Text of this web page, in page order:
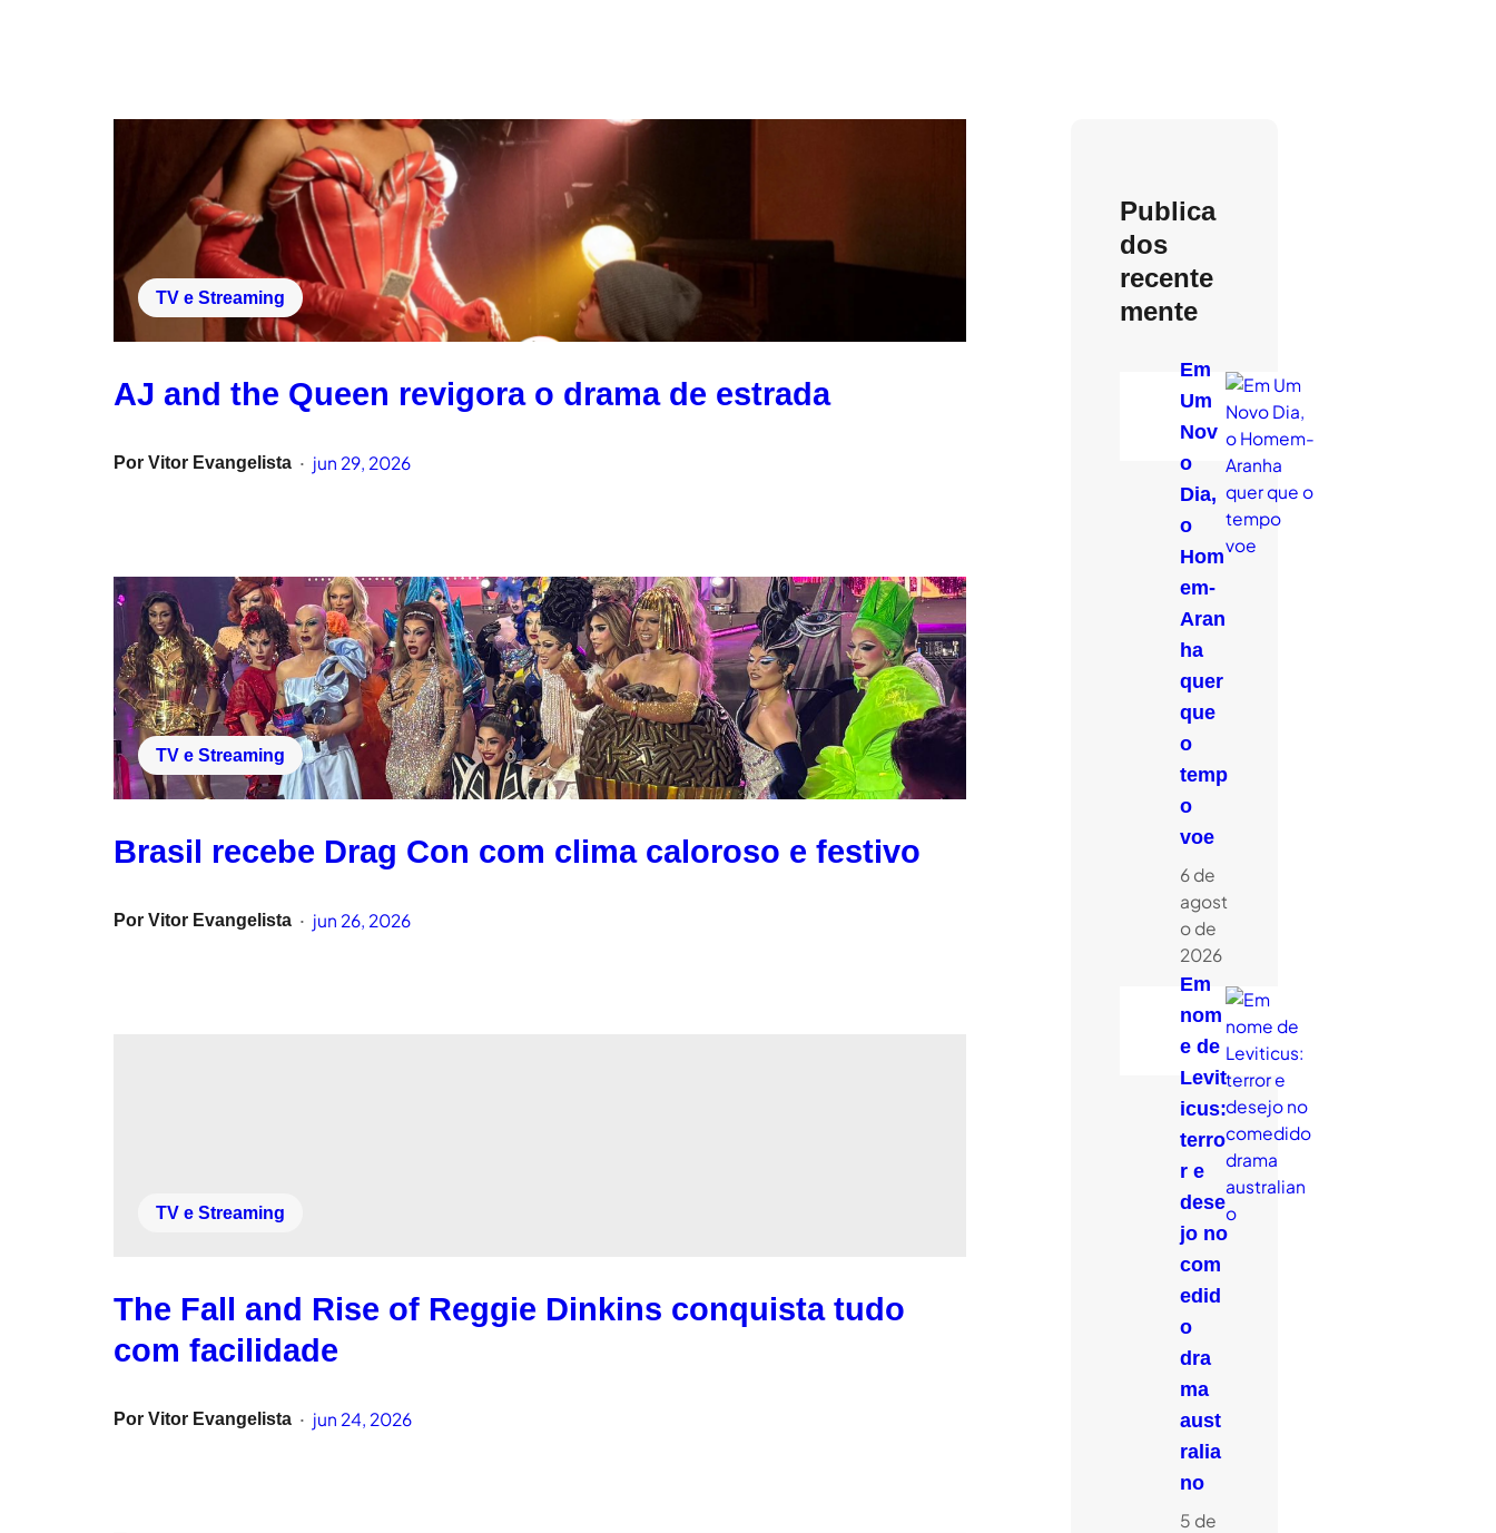
TV e Streaming
AJ and the Queen revigora o drama de estrada
Por Vitor Evangelista • jun 29, 2026
TV e Streaming
Brasil recebe Drag Con com clima caloroso e festivo
Por Vitor Evangelista • jun 26, 2026
TV e Streaming
The Fall and Rise of Reggie Dinkins conquista tudo
com facilidade
Por Vitor Evangelista • jun 24, 2026
Publica
dos
recente
mente
Em
Um
Nov
o
Dia,
o
Hom
em-
Aran
ha
quer
que
o
temp
o
voe
6 de
agost
o de
2026
Em
nom
e de
Levit
icus:
terro
r e
dese
jo no
com
edid
o
dra
ma
aust
ralia
no
5 de